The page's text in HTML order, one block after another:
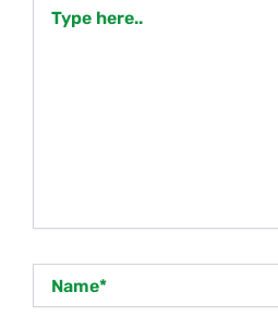
here..